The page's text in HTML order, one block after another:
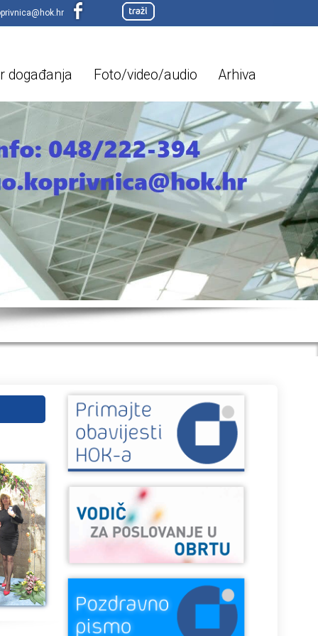
događanja Foto/video/audio Arhiva